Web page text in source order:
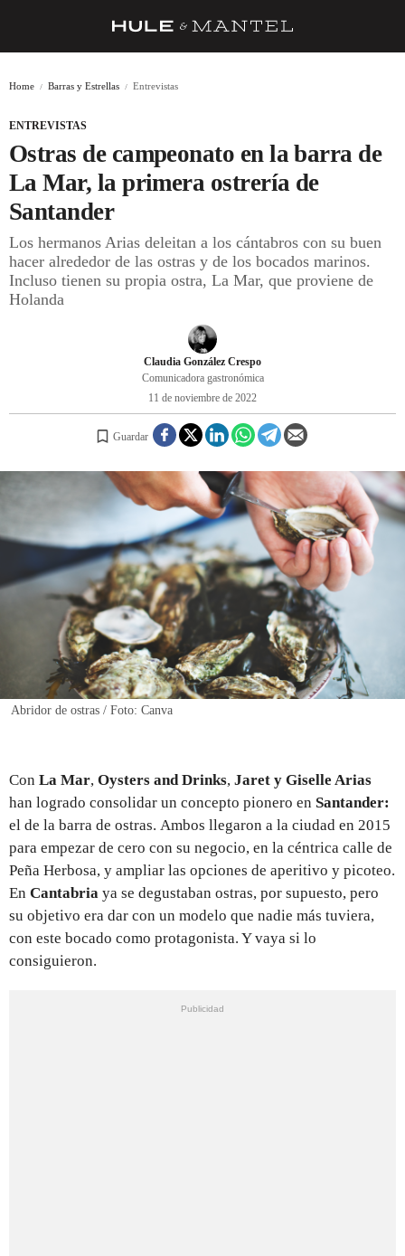
BARRAS Y ESTRELLAS
DÓNDE COMER
ÍDOLOS DE MESAS
CUADERNO DE VIAJE
INICIAR SESIÓN
Home Barras y Estrellas Entrevistas
ENTREVISTAS
Ostras de campeonato en la barra de
La Mar, la primera ostrería de
Santander
Los hermanos Arias deleitan a los cántabros con su buen
hacer alrededor de las ostras y de los bocados marinos.
Incluso tienen su propia ostra, La Mar, que proviene de
Holanda
Claudia González Crespo
Comunicadora gastronómica
11 de noviembre de 2022
Guardar
Abridor de ostras / Foto: Canva
Con La Mar, Oysters and Drinks, Jaret y Giselle Arias
han logrado consolidar un concepto pionero en Santander:
el de la barra de ostras. Ambos llegaron a la ciudad en 2015
para empezar de cero con su negocio, en la céntrica calle de
Peña Herbosa, y ampliar las opciones de aperitivo y picoteo.
En Cantabria ya se degustaban ostras, por supuesto, pero
su objetivo era dar con un modelo que nadie más tuviera,
con este bocado como protagonista. Y vaya si lo
consiguieron.